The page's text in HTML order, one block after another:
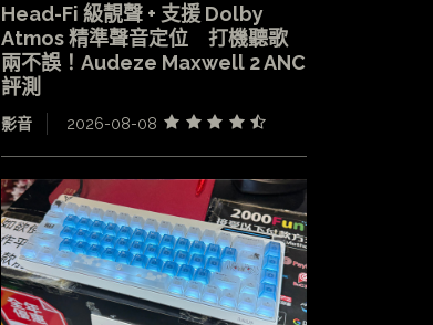
Head-Fi 級靚聲 + 支援 Dolby
Atmos 精準聲音定位 打機聽歌
兩不誤！Audeze Maxwell 2 ANC
評測
影音 2026-08-08